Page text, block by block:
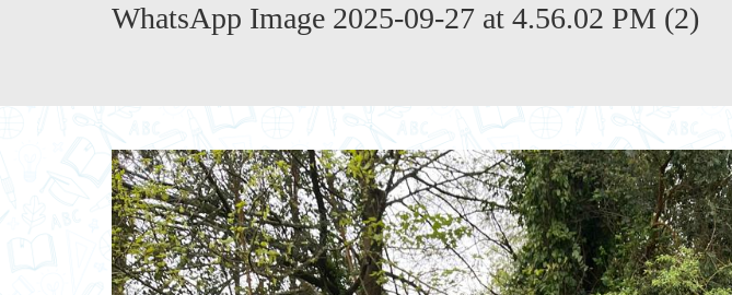
WhatsApp Image 2025-09-27 at 4.56.02 PM (2)